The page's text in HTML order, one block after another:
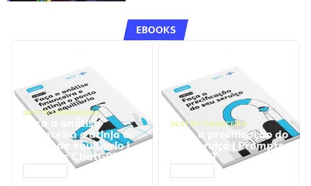
EBOOKS
GESTÃO FINANCEIRA
Faça a análise
financeira e atinja o
ponto de equilíbrio |
Prompts ChatGPT
GESTÃO FINANCEIRA
Faça a precificação do
seu serviço | Prompts
ChatGPT